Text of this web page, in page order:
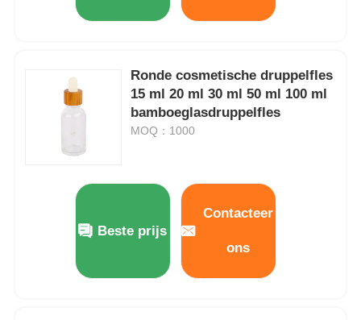
Ronde cosmetische druppelfles
15 ml 20 ml 30 ml 50 ml 100 ml
bamboeglasdruppelfles
MOQ：1000
Beste prijs
Contacteer
ons